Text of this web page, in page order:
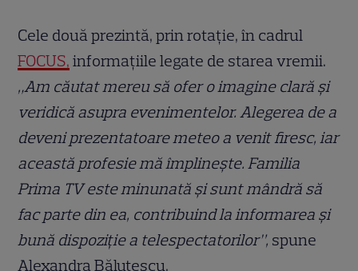
Cele două prezintă, prin rotație, în cadrul
FOCUS, informațiile legate de starea vremii.
„Am căutat mereu să ofer o imagine clară și
veridică asupra evenimentelor. Alegerea de a
deveni prezentatoare meteo a venit firesc, iar
această profesie mă împlinește. Familia
Prima TV este minunată și sunt mândră să
fac parte din ea, contribuind la informarea și
bună dispoziție a telespectatorilor”, spune
Alexandra Băluțescu.